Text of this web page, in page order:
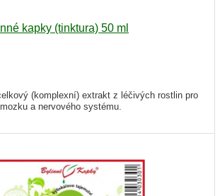
kapky (tinktura) 50 ml
(komplexní) extrakt z léčivých rostlin pro
a nervového systému.